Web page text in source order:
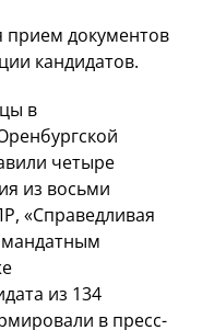
прием документов
кандидатов.
в
четыре
из восьми
«Справедливая
из 134
в пресс-